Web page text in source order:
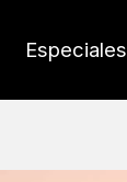
Especiales